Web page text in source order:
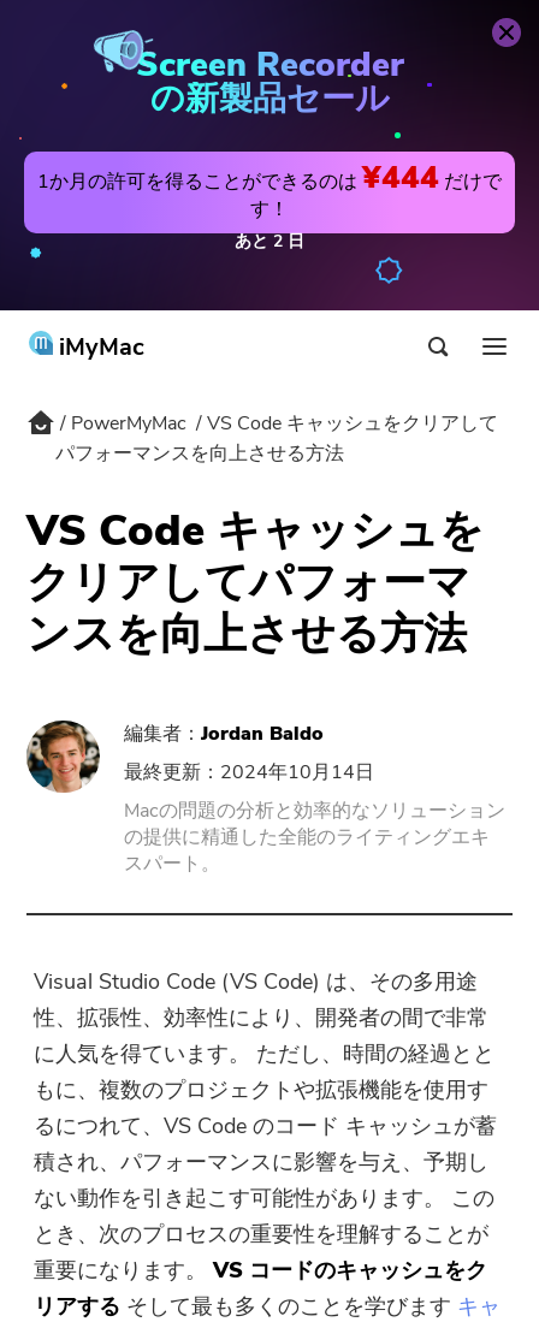
Screen Recorder
の新製品セール
1か月の許可を得ることができるのは ¥444 だけで
す！
あと2 日
iMyMac
製品&ソリューション
Hot
PowerMyMac
PowerUninstall
Screen Recorder
PDFコンプレッサー
オンラインツール
無料動画変換
無料動画エディタ
無料写真コンプレッサー
無料PDFコンプレッサー
サポート
PowerMyMac
PowerMyMac
VS Code キャッシュをクリアして
パフォーマンスを向上させる方法
VS Code キャッシュを
クリアしてパフォーマ
ンスを向上させる方法
編集者： Jordan Baldo
最終更新：2024年10月14日
Macの問題の分析と効率的なソリューション
の提供に精通した全能のライティングエキ
スパート。
Visual Studio Code (VS Code) は、その多用途
性、拡張性、効率性により、開発者の間で非常
に人気を得ています。 ただし、時間の経過とと
もに、複数のプロジェクトや拡張機能を使用す
るにつれて、VS Code のコード キャッシュが蓄
積され、パフォーマンスに影響を与え、予期し
ない動作を引き起こす可能性があります。 この
とき、次のプロセスの重要性を理解することが
重要になります。VS コードのキャッシュをク
リアする そして最も多くのことを学びます キャ